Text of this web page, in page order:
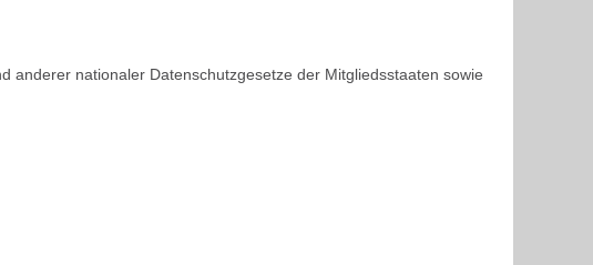
anderer nationaler Datenschutzgesetze der Mitgliedsstaaten sowie